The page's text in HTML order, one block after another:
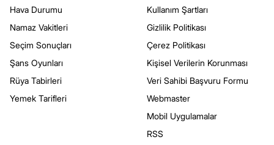
Hava Durumu
Namaz Vakitleri
Seçim Sonuçları
Şans Oyunları
Rüya Tabirleri
Yemek Tarifleri
Kullanım Şartları
Gizlilik Politikası
Çerez Politikası
Kişisel Verilerin Korunması
Veri Sahibi Başvuru Formu
Webmaster
Mobil Uygulamalar
RSS